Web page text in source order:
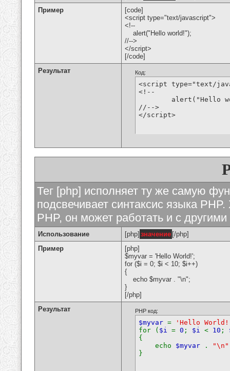
Пример
[code]
<script type="text/javascript">
<!--
alert("Hello world!");
//-->
</script>
[/code]
Результат
Код:
<script type="text/
<!--
//-->
</script>
Тег [php] исполняет ту же самую
подсвечивает синтаксис языка
PHP, он может работать и с
Использование [php] значение [/php]
Пример
[php]
$myvar = 'Hello World!';
for ($i = 0; $i < 10; $i++)
{
echo $myvar . "\n";
}
[/php]
Результат
PHP код:
$myvar =
'Hello
for ( $i = 0 ; $i < 10 ;
{
echo $myvar . "\n"
}